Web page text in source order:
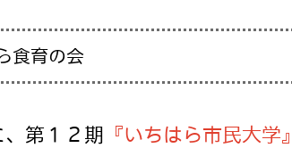
食育の会
第１２期 『いちはら市民大学』